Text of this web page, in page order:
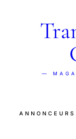
—
ANNONCEURS